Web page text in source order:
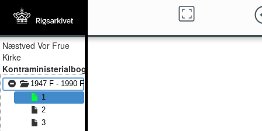
Næstved Vor Frue
Kirke
Kontraministerialbog
1947 F - 1990 F
1
2
3